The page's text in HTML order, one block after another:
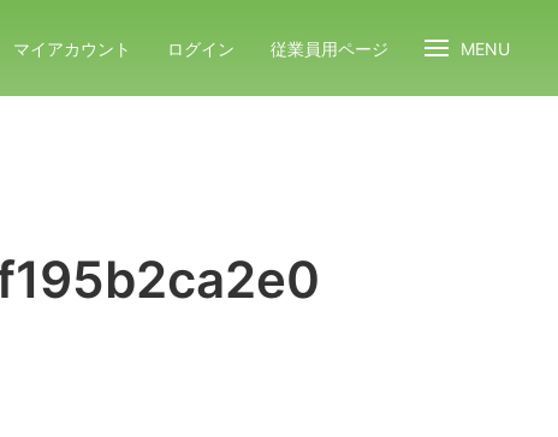
マイアカウント ログイン 従業員用ページ MENU